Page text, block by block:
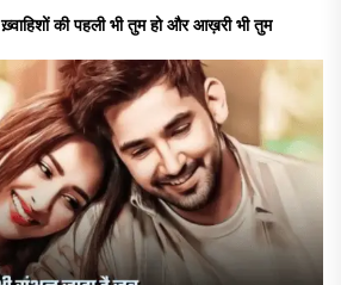
की पहली भी तुम हो और आख़री भी तुम